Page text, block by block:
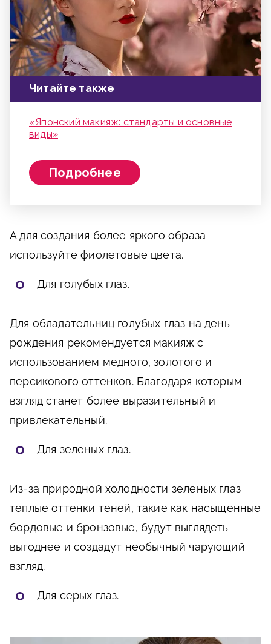
Читайте также
«Японский макияж: стандарты и основные
виды»
Подробнее
А для создания более яркого образа
используйте фиолетовые цвета.
Для голубых глаз.
Для обладательниц голубых глаз на день
рождения рекомендуется макияж с
использованием медного, золотого и
персикового оттенков. Благодаря которым
взгляд станет более выразительный и
привлекательный.
Для зеленых глаз.
Из-за природной холодности зеленых глаз
теплые оттенки теней, такие как насыщенные
бордовые и бронзовые, будут выглядеть
выгоднее и создадут необычный чарующий
взгляд.
Для серых глаз.